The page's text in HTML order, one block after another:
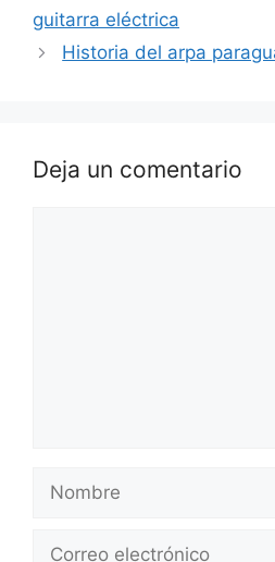
guitarra eléctrica
Historia del arpa
Deja un comentario
Nombre
Correo